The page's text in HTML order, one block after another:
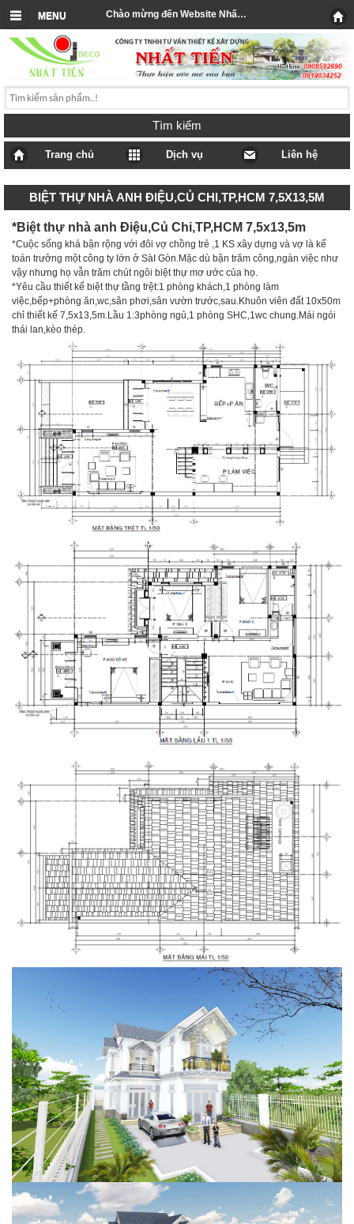
Chào mừng đến Website Nhất Tiến
MENU
Tìm kiếm
Trang chủ Dịch vụ Liên hệ
BIỆT THỰ NHÀ ANH ĐIỆU,CỦ CHI,TP,HCM 7,5X13,5M
*Biệt thự nhà anh Điệu,Củ Chi,TP,HCM 7,5x13,5m
*Cuộc sống khá bận rộng với đôi vợ chồng trẻ ,1 KS xây dựng và vợ là kế
toán trưởng một công ty lớn ở SàI Gòn.Mặc dù bận trăm công,ngàn việc như
vậy nhưng họ vẫn trăm chút ngôi biệt thự mơ ước của họ.
*Yêu cầu thiết kế biệt thự tầng trệt:1 phòng khách,1 phòng làm
việc,bếp+phòng ăn,wc,sân phơi,sân vườn trước,sau.Khuôn viên đất 10x50m
chỉ thiết kế 7,5x13,5m.Lầu 1:3phòng ngủ,1 phòng SHC,1wc chung.Mái ngói
thái lan,kèo thép.